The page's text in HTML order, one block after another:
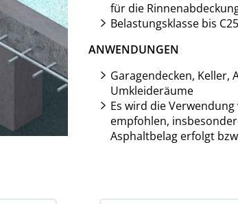
für die
Belastungsklasse bis
ANWENDUNGEN
Garagendecken, Keller,
Umkleideräume
Es wird die
empfohlen,
Asphaltbelag erfolgt